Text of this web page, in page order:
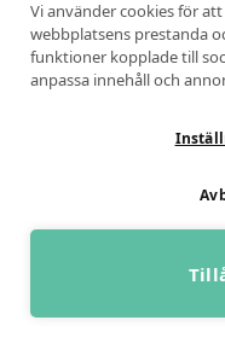
Vi använder cookies för
webbplatsens prestanda
funktioner kopplade till
anpassa innehåll och
Event & Resor
Företagsevent